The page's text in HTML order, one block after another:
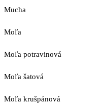
Mucha
Moľa
Moľa potravinová
Moľa šatová
Moľa krušpánová